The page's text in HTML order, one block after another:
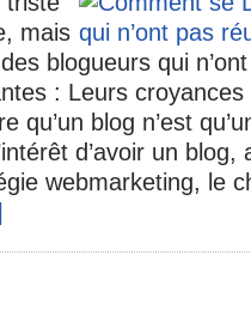
mais
blogueurs qui
: Leurs
qu’un blog n’est
d’avoir un
webmarketing, le